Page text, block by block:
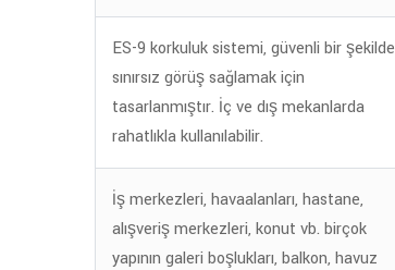
ES-9 korkuluk sistemi, güvenli bir şekilde
sınırsız görüş sağlamak için
tasarlanmıştır. İç ve dış mekanlarda
rahatlıkla kullanılabilir.
İş merkezleri, havaalanları, hastane,
alışveriş merkezleri, konut vb. birçok
yapının galeri boşlukları, balkon, havuz